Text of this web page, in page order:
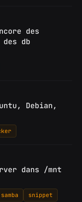
des
des db
Debian,
dans /mnt
samba
snippet